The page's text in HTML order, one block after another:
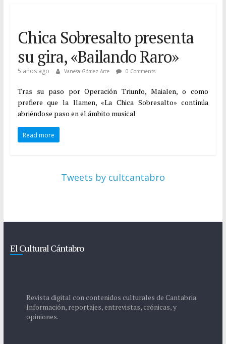
Chica Sobresalto presenta
su gira, «Bailando Raro»
5 años ago Vanesa Gómez Arce 0 Comments
Tras su paso por Operación Triunfo, Maialen, o como
prefiere que la llamen, «La Chica Sobresalto» continúa
abriéndose paso en el ámbito musical
Read more
Tweets by cultcantabro
El Cultural Cántabro
Revista digital con contenidos culturales de Cantabria.
Información, reportajes, entrevistas, crónicas, y
opiniones.